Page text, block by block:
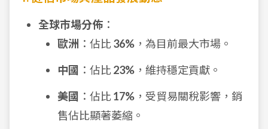
全球市場分佈 ：
歐洲 ：佔比36% ，為目前最大市場。
中國 ：佔比23% ，維持穩定貢獻。
美國 ：佔比17% ，受貿易關稅影響，銷
售佔比顯著萎縮。